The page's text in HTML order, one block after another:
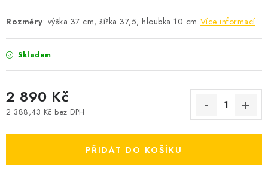
Rozměry: výška 37 cm, šířka 37,5, hloubka 10 cm Více informací
Skladem
2 890 Kč
2 388,43 Kč bez DPH
PŘIDAT DO KOŠÍKU